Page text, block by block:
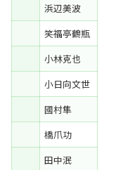
浜辺美波
笑福亭鶴瓶
小林克也
小日向文世
國村隼
橋爪功
田中泯